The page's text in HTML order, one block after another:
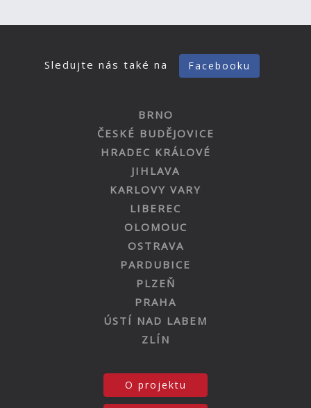
Sledujte nás také na Facebooku
BRNO
ČESKÉ BUDĚJOVICE
HRADEC KRÁLOVÉ
JIHLAVA
KARLOVY VARY
LIBEREC
OLOMOUC
OSTRAVA
PARDUBICE
PLZEŇ
PRAHA
ÚSTÍ NAD LABEM
ZLÍN
O projektu